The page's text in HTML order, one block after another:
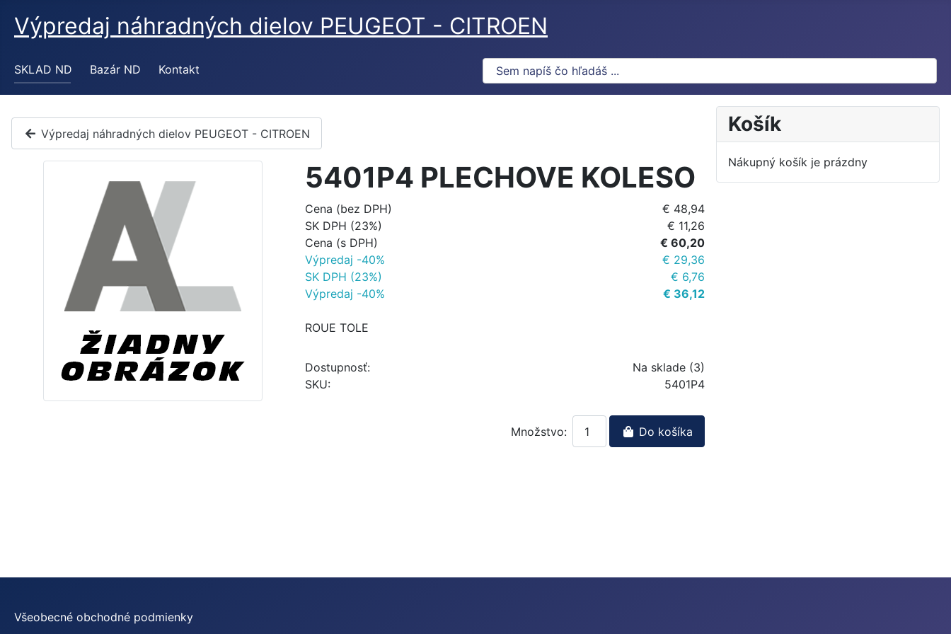
Výpredaj náhradných dielov PEUGEOT - CITROEN
SKLAD ND Bazár ND Kontakt
Výpredaj náhradných dielov PEUGEOT - CITROEN
5401P4 PLECHOVE KOLESO
Cena (bez DPH)
€ 48,94
SK DPH (23%)
€ 11,26
Cena (s DPH)
€ 60,20
Výpredaj -40%
€ 29,36
SK DPH (23%)
€ 6,76
Výpredaj -40%
€ 36,12
ROUE TOLE
Dostupnosť:
Na sklade (3)
SKU:
5401P4
Množstvo: Do košíka
Košík
Nákupný košík je prázdny
Všeobecné obchodné podmienky